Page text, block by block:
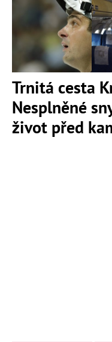
Trnitá cesta
Nesplněné
život před